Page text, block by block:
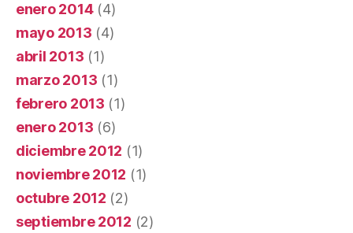
enero 2014(4)
mayo 2013 (4)
abril 2013 (1)
marzo 2013 (1)
febrero 2013 (1)
enero 2013 (6)
diciembre 2012 (1)
noviembre 2012 (1)
octubre 2012 (2)
septiembre 2012 (2)